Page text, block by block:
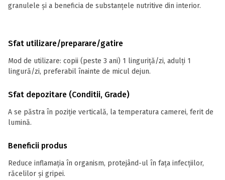
granulele și a beneficia de substanțele nutritive din interior.
Sfat utilizare/preparare/gatire
Mod de utilizare: copii (peste 3 ani) 1 linguriță/zi, adulți 1
lingură/zi, preferabil înainte de micul dejun.
Sfat depozitare (Conditii, Grade)
A se păstra în poziție verticală, la temperatura camerei, ferit de
lumină.
Beneficii produs
Reduce inflamația în organism, protejând-ul în fața infecțiilor,
răcelilor și gripei.